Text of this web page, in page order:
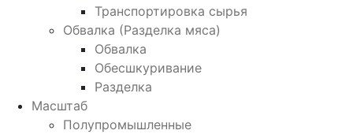
Транспортировка сырья
Обвалка (Разделка мяса)
Обвалка
Обесшкуривание
Разделка
Масштаб
Полупромышленные